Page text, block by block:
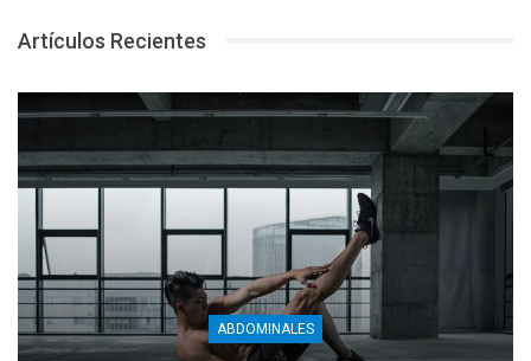
Artículos Recientes
ABDOMINALES